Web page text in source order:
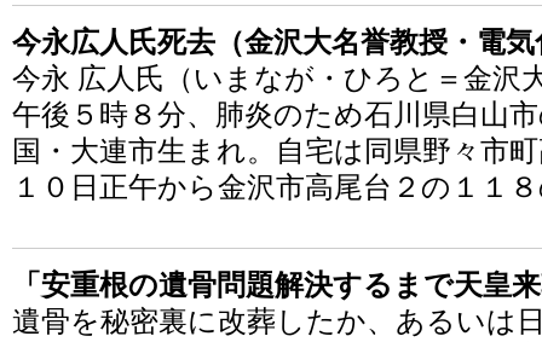
今永広人氏死去（金沢大名誉教授・電気
今永 広人氏（いまなが・ひろと＝金沢
午後５時８分、肺炎のため石川県白山
国・大連市生まれ。自宅は同県野々市
１０日正午から金沢市高尾台２の１１
「安重根の遺骨問題解決するまで天皇
遺骨を秘密裏に改葬したか、あるいは